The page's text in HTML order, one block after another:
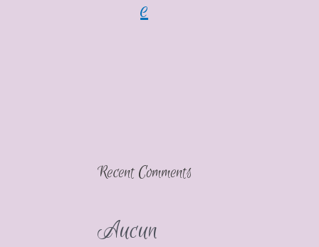
e
Recent Comments
Aucun